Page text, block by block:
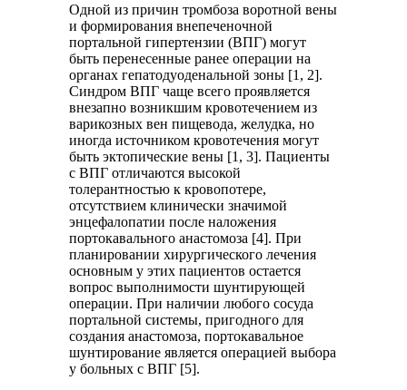
Одной из причин тромбоза воротной вены
и формирования внепеченочной
портальной гипертензии (ВПГ) могут
быть перенесенные ранее операции на
органах гепатодуоденальной зоны [1, 2].
Синдром ВПГ чаще всего проявляется
внезапно возникшим кровотечением из
варикозных вен пищевода, желудка, но
иногда источником кровотечения могут
быть эктопические вены [1, 3]. Пациенты
с ВПГ отличаются высокой
толерантностью к кровопотере,
отсутствием клинически значимой
энцефалопатии после наложения
портокавального анастомоза [4]. При
планировании хирургического лечения
основным у этих пациентов остается
вопрос выполнимости шунтирующей
операции. При наличии любого сосуда
портальной системы, пригодного для
создания анастомоза, портокавальное
шунтирование является операцией выбора
у больных с ВПГ [5].